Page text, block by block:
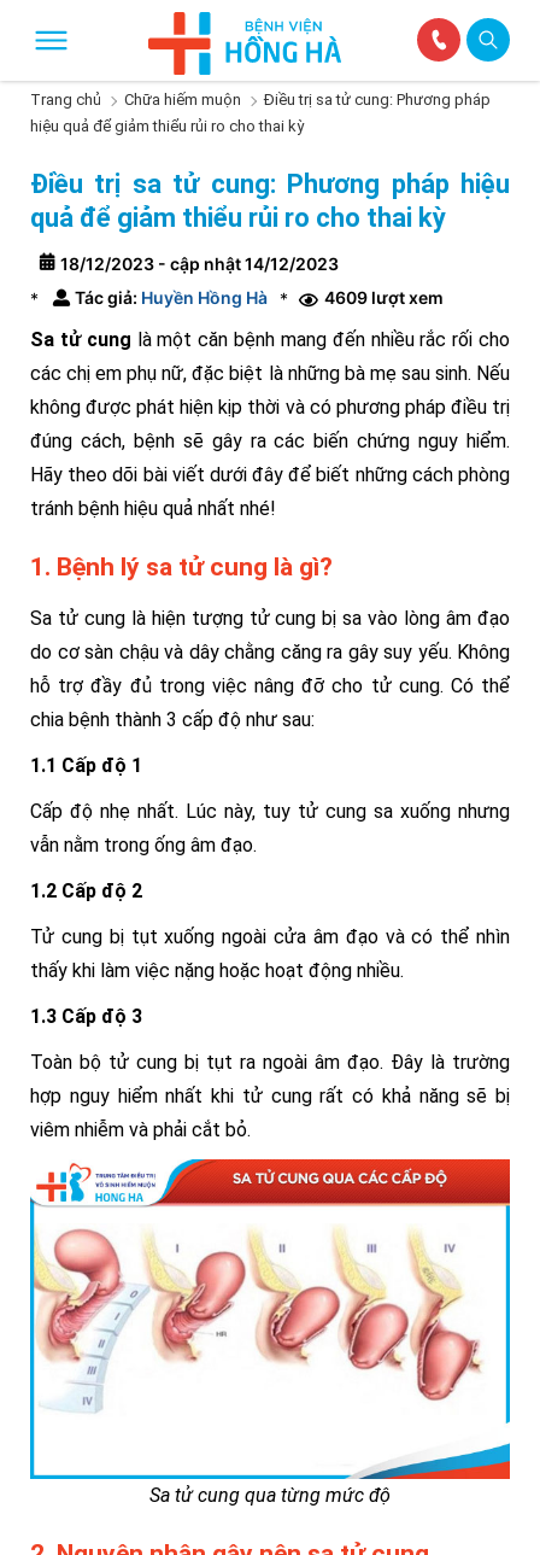
Trang chủ Chữa hiếm muộn
Điều trị sa tử cung: Phương pháp
hiệu quả để giảm thiểu rủi ro cho thai kỳ
Điều trị sa tử cung: Phương pháp hiệu
quả để giảm thiểu rủi ro cho thai kỳ
18/12/2023 - cập nhật 14/12/2023
*
Tác giả: Huyền Hồng Hà * 4609 lượt xem
Sa tử cung là một căn bệnh mang đến nhiều rắc rối cho
các chị em phụ nữ, đặc biệt là những bà mẹ sau sinh. Nếu
không được phát hiện kịp thời và có phương pháp điều trị
đúng cách, bệnh sẽ gây ra các biến chứng nguy hiểm.
Hãy theo dõi bài viết dưới đây để biết những cách phòng
tránh bệnh hiệu quả nhất nhé!
1. Bệnh lý sa tử cung là gì?
Sa tử cung là hiện tượng tử cung bị sa vào lòng âm đạo
do cơ sàn chậu và dây chằng căng ra gây suy yếu. Không
hỗ trợ đầy đủ trong việc nâng đỡ cho tử cung. Có thể
chia bệnh thành 3 cấp độ như sau:
1.1 Cấp độ 1
Cấp độ nhẹ nhất. Lúc này, tuy tử cung sa xuống nhưng
vẫn nằm trong ống âm đạo.
1.2 Cấp độ 2
Tử cung bị tụt xuống ngoài cửa âm đạo và có thể nhìn
thấy khi làm việc nặng hoặc hoạt động nhiều.
1.3 Cấp độ 3
Toàn bộ tử cung bị tụt ra ngoài âm đạo. Đây là trường
hợp nguy hiểm nhất khi tử cung rất có khả năng sẽ bị
viêm nhiễm và phải cắt bỏ.
Sa tử cung qua từng mức độ